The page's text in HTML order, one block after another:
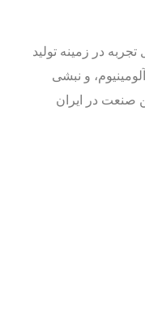
از ۴۰ سال تجربه در زمینه تولید
و نبشی
صنعت در ایران